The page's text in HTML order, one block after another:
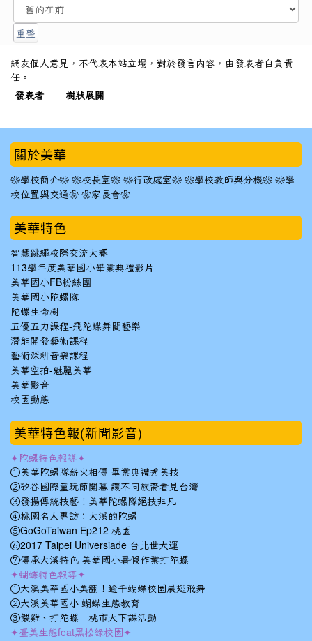
網友個人意見，不代表本站立場，對於發言內容，由發表者自負責
任。
發表者
樹狀展開
::: 關於美華
❀學校簡介❀ ❀校長室❀ ❀行政處室❀ ❀學校教師與分機❀ ❀學
校位置與交通❀ ❀家長會❀
美華特色
智慧跳繩校際交流大賽
113學年度美華國小畢業典禮影片
美華國小FB粉絲團
美華國小陀螺隊
陀螺生命樹
五優五力課程-飛陀蝶舞閱藝樂
潛能開發藝術課程
藝術深耕音樂課程
美華空拍-魅麗美華
美華影音
校園動態
美華特色報(新聞影音)
✦陀螺特色報導✦
①美華陀螺隊薪火相傳 畢業典禮秀美技
②矽谷國際童玩節開幕 讓不同族裔看見台灣
③發揚傳統技藝！美華陀螺隊絕技非凡
④桃園名人專訪：大溪的陀螺
⑤GoGoTaiwan Ep212 桃園
⑥2017 Taipei Universiade 台北世大運
⑦傳承大溪特色 美華國小暑假作業打陀螺
✦蝴蝶特色報導✦
①大溪美華國小美翻！逾千蝴蝶校園展翅飛舞
②大溪美華國小 蝴蝶生態教育
③餵雞、打陀螺 桃市大下課活動
✦臺美生態feat黑松綠校園✦